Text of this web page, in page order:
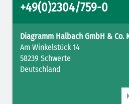
+49(0)2304/759-0
Diagramm Halbach GmbH & Co.
Am Winkelstück 14
58239 Schwerte
Deutschland